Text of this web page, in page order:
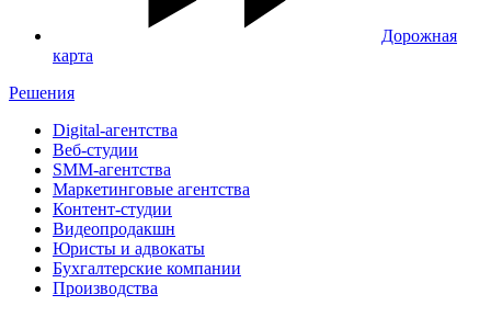
Дорожная
карта
Решения
Digital-агентства
Веб-студии
SMM-агентства
Маркетинговые агентства
Контент-студии
Видеопродакшн
Юристы и адвокаты
Бухгалтерские компании
Производства